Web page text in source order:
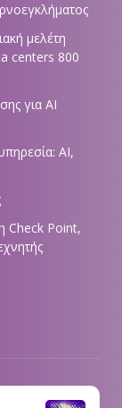
μελέτη
centers 800
για AI
AI,
Check Point,